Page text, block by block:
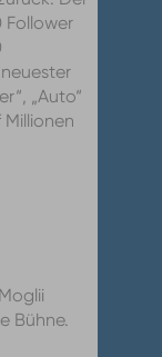
Follower
„Auto“
Bühne.